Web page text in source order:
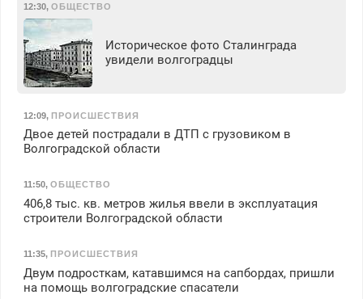
12:30, ОБЩЕСТВО
Историческое фото Сталинграда
увидели волгоградцы
12:09, ПРОИСШЕСТВИЯ
Двое детей пострадали в ДТП с грузовиком в
Волгоградской области
11:50, ОБЩЕСТВО
406,8 тыс. кв. метров жилья ввели в эксплуатация
строители Волгоградской области
11:35, ПРОИСШЕСТВИЯ
Двум подросткам, катавшимся на сапбордах, пришли
на помощь волгоградские спасатели